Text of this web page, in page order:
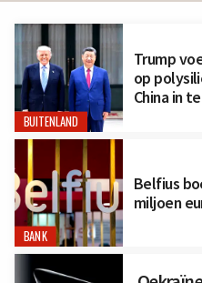
BUITENLAND
Trump
op
China in
BANK
Belfius
miljoen